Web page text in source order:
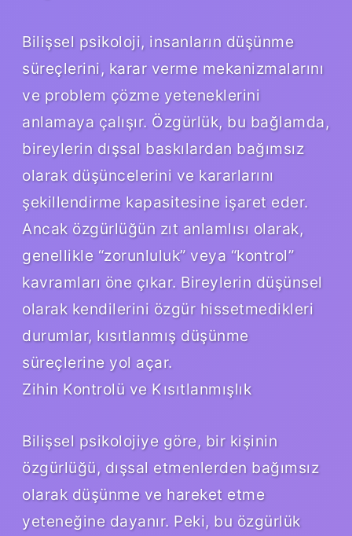
Bilişsel psikoloji, insanların düşünme
süreçlerini, karar verme mekanizmalarını
ve problem çözme yeteneklerini
anlamaya çalışır. Özgürlük, bu bağlamda,
bireylerin dışsal baskılardan bağımsız
olarak düşüncelerini ve kararlarını
şekillendirme kapasitesine işaret eder.
Ancak özgürlüğün zıt anlamlısı olarak,
genellikle “zorunluluk” veya “kontrol”
kavramları öne çıkar. Bireylerin düşünsel
olarak kendilerini özgür hissetmedikleri
durumlar, kısıtlanmış düşünme
süreçlerine yol açar.
Zihin Kontrolü ve Kısıtlanmışlık
Bilişsel psikolojiye göre, bir kişinin
özgürlüğü, dışsal etmenlerden bağımsız
olarak düşünme ve hareket etme
yeteneğine dayanır. Peki, bu özgürlük